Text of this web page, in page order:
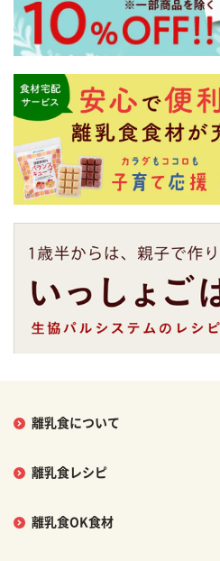
離乳食について
離乳食レシピ
離乳食OK食材